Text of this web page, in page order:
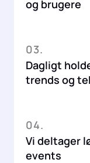
og brugere
03.
Dagligt
trends og
04.
Vi deltager
events